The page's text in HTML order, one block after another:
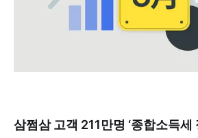
삼쩜삼 고객 211만명 ‘종합소득세